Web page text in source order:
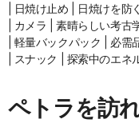
| 日焼け止め | 日焼けを防
| カメラ | 素晴らしい考古
| 軽量バックパック | 必需
| スナック | 探索中のエネ
ペトラを訪